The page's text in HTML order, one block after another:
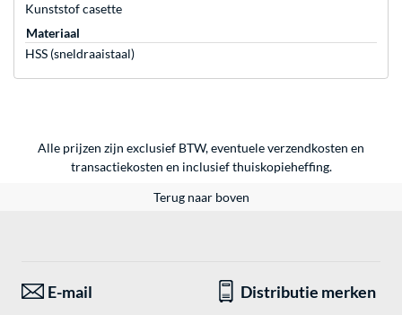
Kunststof casette
Materiaal
HSS (sneldraaistaal)
Alle prijzen zijn exclusief BTW, eventuele verzendkosten en
transactiekosten en inclusief thuiskopieheffing.
Terug naar boven
E-mail Distributie merken